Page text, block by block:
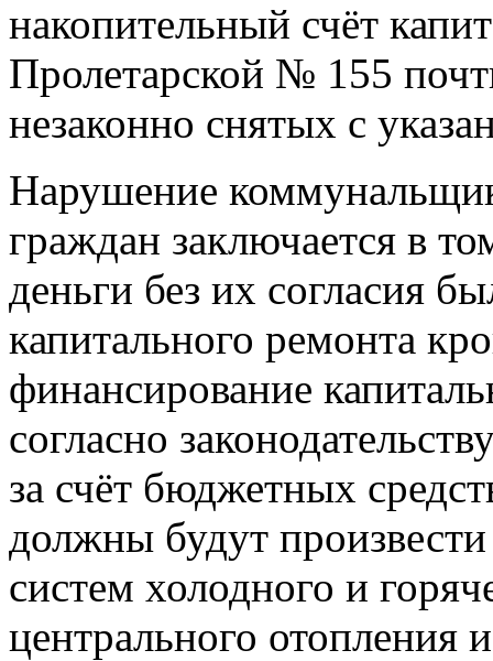
накопительный счёт
Пролетарской № 155
незаконно снятых с
Нарушение
граждан заключается в
деньги без их согласия
капитального ремонта
финансирование
согласно
за счёт бюджетных
должны будут
систем холодного и
центрального отопления